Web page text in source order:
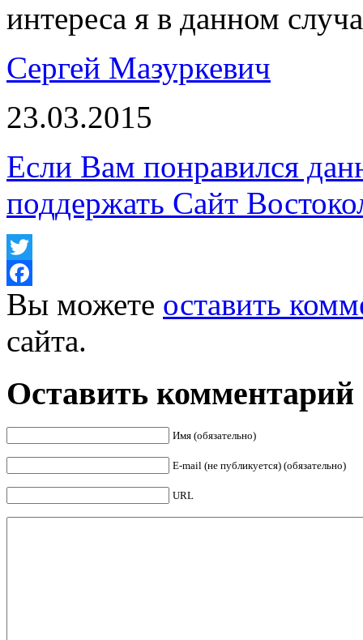
интереса я в данном
Сергей Мазуркевич
23.03.2015
Если Вам понравился
поддержать Сайт
Twitter
Facebook
Вы можете оставить
сайта.
Оставить комментарий
Имя (обязательно)
E-mail (не публикуется) (обязательно)
URL